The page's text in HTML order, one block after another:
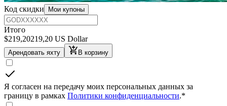
Код скидки Мои купоны
Итого
$219,20219,20 US Dollar
Арендовать яхту В корзину
Я согласен на передачу моих персональных данных за
границу в рамках Политики конфиденциальности.*